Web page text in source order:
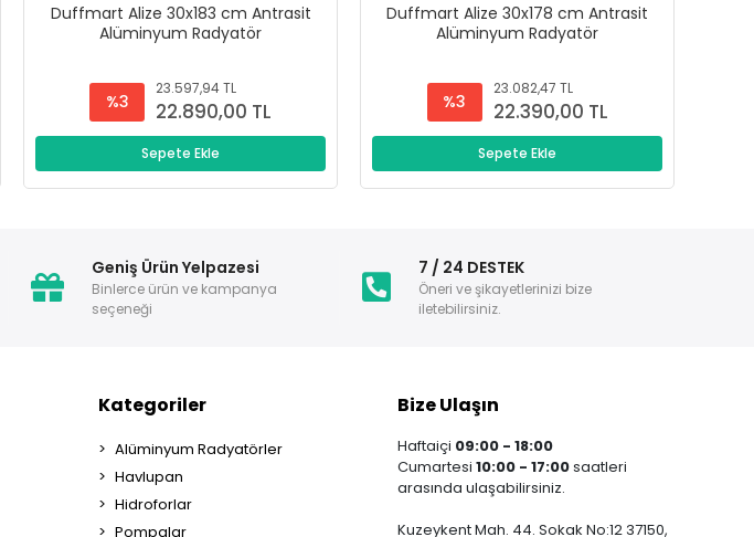
Duffmart Alize 30x183 cm Antrasit
Alüminyum Radyatör
%3
23.597,94 TL
22.890,00 TL
Sepete Ekle
Duffmart Alize 30x178 cm Antrasit
Alüminyum Radyatör
%3
23.082,47 TL
22.390,00 TL
Sepete Ekle
Geniş Ürün Yelpazesi
Binlerce ürün ve kampanya
seçeneği
7 / 24 DESTEK
Öneri ve şikayetlerinizi bize
iletebilirsiniz.
Kategoriler
Alüminyum Radyatörler
Havlupan
Hidroforlar
Pompalar
Bize Ulaşın
Haftaiçi 09:00 - 18:00
Cumartesi 10:00 - 17:00saatleri
arasında ulaşabilirsiniz.
Kuzeykent Mah. 44. Sokak No:12 37150,